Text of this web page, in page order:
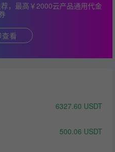
，最高￥2000云产品通用代金
看
6327.60 USDT
500.06 USDT